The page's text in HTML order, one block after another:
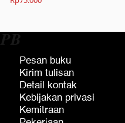
𝑷𝑩
Pesan buku
Kirim tulisan
Detail kontak
Kebijakan privasi
Kemitraan